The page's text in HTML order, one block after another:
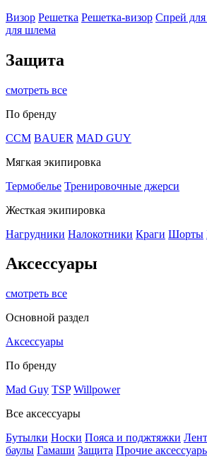
Визор Решетка Решетка-визор Спрей для
для шлема
Защита
смотреть все
По бренду
CCM BAUER MAD GUY
Мягкая экипировка
Термобелье Тренировочные джерси
Жесткая экипировка
Нагрудники Налокотники Краги Шорты
Аксессуары
смотреть все
Основной раздел
Аксессуары
По бренду
Mad Guy TSP Willpower
Все аксессуары
Бутылки Носки Пояса и поджтяжки
баулы Гамаши Защита Прочие